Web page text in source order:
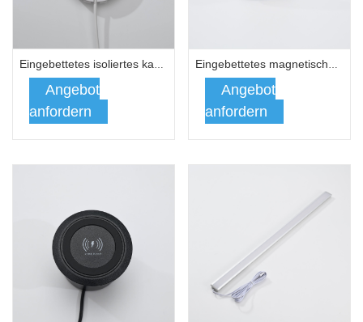
Eingebettetes isoliertes kabelloses Ladegerät
Angebot
anfordern
Eingebettetes magnetisches kabelloses Ladegerät
Angebot
anfordern